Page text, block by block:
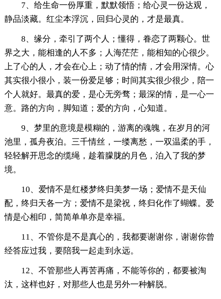
7、给生命一份厚重，默默领悟；给心灵一份达观，
静品淡藏。红尘本浮沉，回归心灵的，才是最真。
8、缘分，牵引了两个人；懂得，眷恋了两颗心。世
界之大，能相逢的人不多；人海茫茫，能相知的心很少。
上了心的人，才会在心上；动了情的情，才会用深情。心
其实很小很小，装一份爱足够；时间其实很少很少，陪一
个人就好。最真的爱，是心无旁骛；最深的情，是一心一
意。路的方向，脚知道；爱的方向，心知道。
9、梦里的意境是模糊的，游离的魂魄，在岁月的河
池里，孤舟夜泊。三千情丝，一缕离愁，一双温柔的手，
轻轻解开思念的缆绳，趁着朦胧的月色，泊入了我的梦
境。
10、爱情不是红楼梦终归美梦一场；爱情不是天仙
配，终归天各一方；爱情不是梁祝，终归化作了蝴蝶。爱
情是心相印，简简单单亦是幸福。
11、不管你是不是真心的，我都要谢谢你，谢谢你曾
经答应过我，要陪我一起走到永远。
12、不管那些人再苦再痛，不能等你的，都要被淘
汰，这样也好，对那些人也是另外一种解脱。